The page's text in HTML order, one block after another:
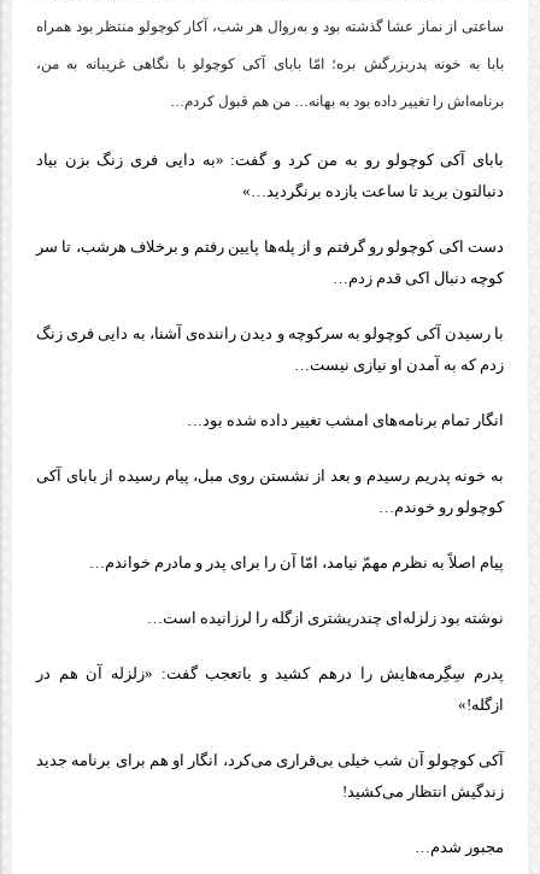
ساعتی از نماز عشا گذشته بود و به‌روال هر شب، آکار کوچولو منتظر بود همراه
بابا به خونه پدربزرگش بره؛ امّا بابای آکی کوچولو با نگاهی غریبانه به من،
برنامه‌اش را تغییر داده بود به بهانه… من هم قبول کردم…
بابای آکی کوچولو رو به من کرد و گفت: «به دایی فری زنگ بزن بیاد
دنبالتون برید تا ساعت یازده برنگردید…»
دست اکی کوچولو رو گرفتم و از پله‌ها پایین رفتم و برخلاف هرشب، تا سر
کوچه دنبال اکی قدم زدم…
با رسیدن آکی کوچولو به سرکوچه و دیدن راننده‌ی آشنا، به دایی فری زنگ
زدم که به آمدن او نیازی نیست…
انگار تمام برنامه‌های امشب تغییر داده شده بود…
به خونه پدریم رسیدم و بعد از نشستن روی مبل، پیام رسیده از بابای آکی
کوچولو رو خوندم…
پیام اصلاً‌ به نظرم مهمّ‌ نیامد، امّا آن را برای پدر و مادرم خواندم…
نوشته بود زلزله‌ای چندریشتری ازگله‌ را لرزانیده است…
پدرم سِگِرمه‌هایش را درهم کشید و باتعجب‌ گفت: «زلزله آن هم در
ازگله!»
آکی کوچولو آن شب خیلی بی‌قراری می‌کرد، انگار او هم برای برنامه جدید
زندگیش انتظار می‌کشید!
مجبور شدم…